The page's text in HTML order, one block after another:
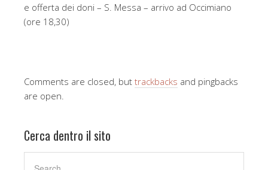
e offerta dei doni – S. Messa – arrivo ad Occimiano
(ore 18,30)
Comments are closed, but trackbacks and pingbacks
are open.
Cerca dentro il sito